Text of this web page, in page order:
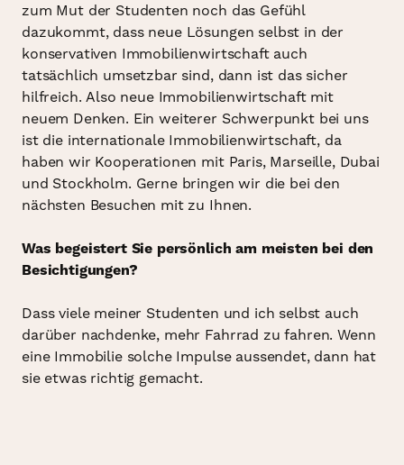
zum Mut der Studenten noch das Gefühl
dazukommt, dass neue Lösungen selbst in der
konservativen Immobilienwirtschaft auch
tatsächlich umsetzbar sind, dann ist das sicher
hilfreich. Also neue Immobilienwirtschaft mit
neuem Denken. Ein weiterer Schwerpunkt bei uns
ist die internationale Immobilienwirtschaft, da
haben wir Kooperationen mit Paris, Marseille, Dubai
und Stockholm. Gerne bringen wir die bei den
nächsten Besuchen mit zu Ihnen.
Was begeistert Sie persönlich am meisten bei den
Besichtigungen?
Dass viele meiner Studenten und ich selbst auch
darüber nachdenke, mehr Fahrrad zu fahren. Wenn
eine Immobilie solche Impulse aussendet, dann hat
sie etwas richtig gemacht.